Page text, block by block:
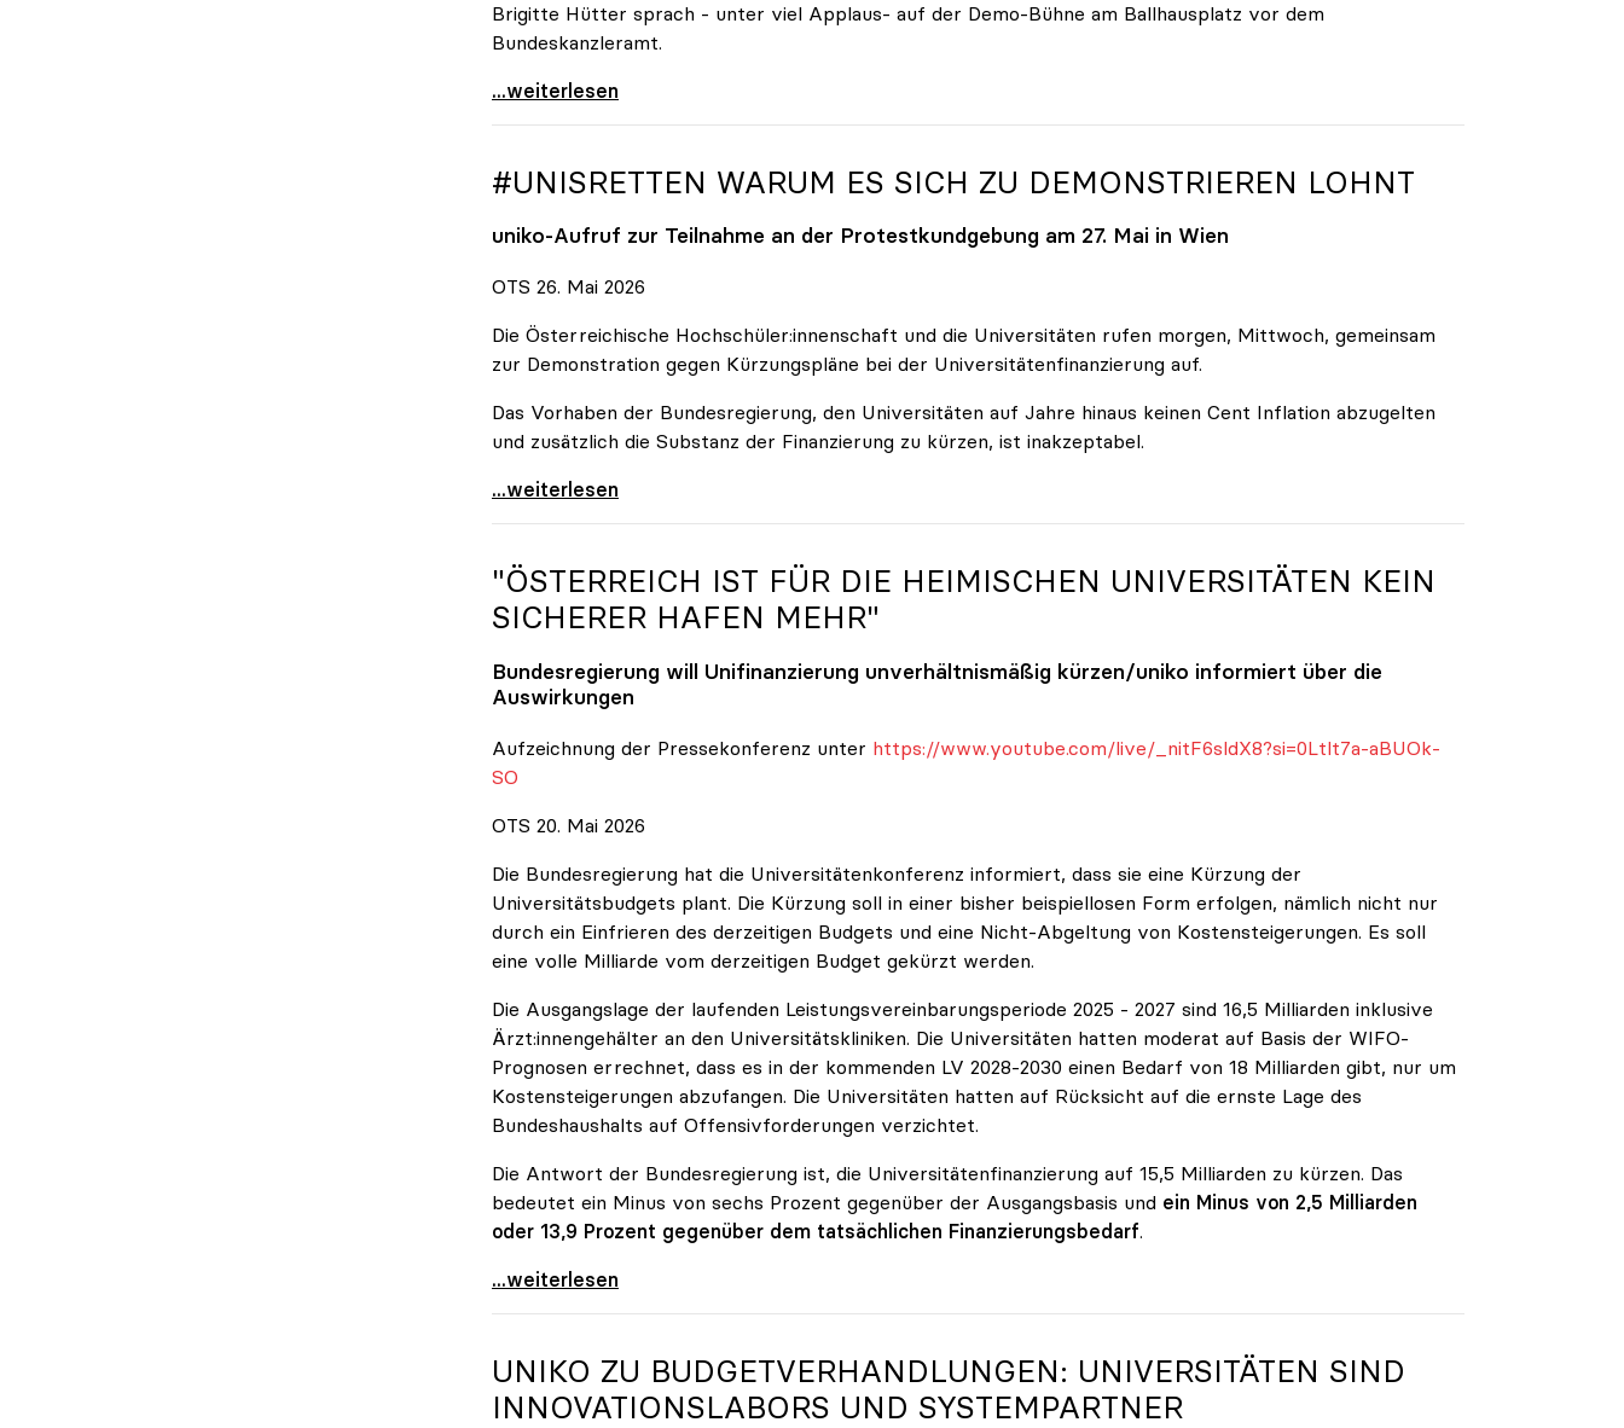
Brigitte Hütter sprach - unter viel Applaus- auf der Demo-Bühne am Ballhausplatz vor dem
Bundeskanzleramt.
\"Wir nehmen es nicht hin\": Rede von
...weiterlesen
#UNISRETTEN WARUM ES SICH ZU DEMONSTRIEREN LOHNT
uniko-Aufruf zur Teilnahme an der Protestkundgebung am 27. Mai in Wien
OTS 26. Mai 2026
Die Österreichische Hochschüler:innenschaft und die Universitäten rufen morgen, Mittwoch, gemeinsam
zur Demonstration gegen Kürzungspläne bei der Universitätenfinanzierung auf.
Das Vorhaben der Bundesregierung, den Universitäten auf Jahre hinaus keinen Cent Inflation abzugelten
und zusätzlich die Substanz der Finanzierung zu kürzen, ist inakzeptabel.
#UnisRetten Warum es sich zu demonstrieren lohnt
...weiterlesen
"ÖSTERREICH IST FÜR DIE HEIMISCHEN UNIVERSITÄTEN KEIN
SICHERER HAFEN MEHR"
Bundesregierung will Unifinanzierung unverhältnismäßig kürzen/uniko informiert über die
Auswirkungen
Aufzeichnung der Pressekonferenz unter https://www.youtube.com/live/_nitF6sldX8?si=0Ltlt7a-aBUOk-
SO
OTS 20. Mai 2026
Die Bundesregierung hat die Universitätenkonferenz informiert, dass sie eine Kürzung der
Universitätsbudgets plant. Die Kürzung soll in einer bisher beispiellosen Form erfolgen, nämlich nicht nur
durch ein Einfrieren des derzeitigen Budgets und eine Nicht-Abgeltung von Kostensteigerungen. Es soll
eine volle Milliarde vom derzeitigen Budget gekürzt werden.
Die Ausgangslage der laufenden Leistungsvereinbarungsperiode 2025 - 2027 sind 16,5 Milliarden inklusive
Ärzt:innengehälter an den Universitätskliniken. Die Universitäten hatten moderat auf Basis der WIFO-
Prognosen errechnet, dass es in der kommenden LV 2028-2030 einen Bedarf von 18 Milliarden gibt, nur um
Kostensteigerungen abzufangen. Die Universitäten hatten auf Rücksicht auf die ernste Lage des
Bundeshaushalts auf Offensivforderungen verzichtet.
Die Antwort der Bundesregierung ist, die Universitätenfinanzierung auf 15,5 Milliarden zu kürzen. Das
bedeutet ein Minus von sechs Prozent gegenüber der Ausgangsbasis und ein Minus von 2,5 Milliarden
oder 13,9 Prozent gegenüber dem tatsächlichen Finanzierungsbedarf.
\"Österreich ist für die heimischen Universitäten
...weiterlesen
UNIKO ZU BUDGETVERHANDLUNGEN: UNIVERSITÄTEN SIND
INNOVATIONSLABORS UND SYSTEMPARTNER